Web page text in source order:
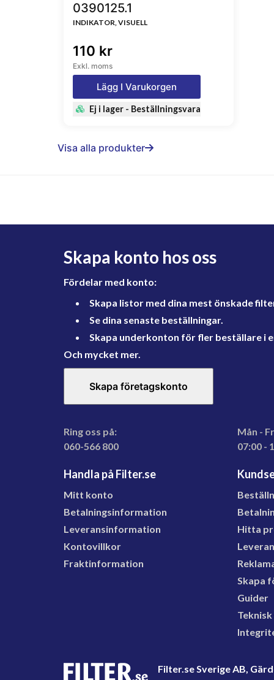
0390125.1
INDIKATOR, VISUELL
110 kr
Exkl. moms
Lägg I Varukorgen
Ej i lager - Beställningsvara
Visa alla produkter
Skapa konto hos oss
Fördelar med konto:
Skapa listor med dina mest önskade
Se dina senaste beställningar.
Skapa underkonton för fler beställare i
Och mycket mer.
Skapa företagskonto
Ring oss på:
060-566 800
Mån -
07:00 -
Handla på Filter.se
Mitt konto
Betalningsinformation
Leveransinformation
Kontovillkor
Fraktinformation
Hitta
Skapa
Guider
Filter.se Sverige AB,